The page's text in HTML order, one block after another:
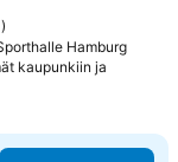
Hamburg
kaupunkiin ja